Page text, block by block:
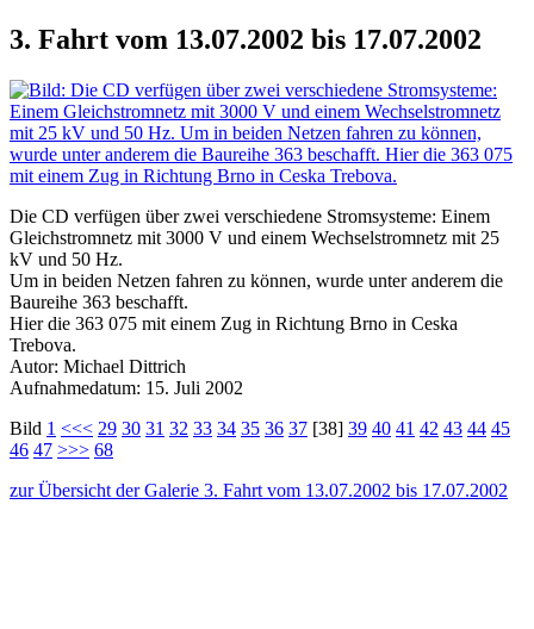
3. Fahrt vom 13.07.2002 bis 17.07.2002
Die CD verfügen über zwei verschiedene Stromsysteme: Einem
Gleichstromnetz mit 3000 V und einem Wechselstromnetz mit 25
kV und 50 Hz.
Um in beiden Netzen fahren zu können, wurde unter anderem die
Baureihe 363 beschafft.
Hier die 363 075 mit einem Zug in Richtung Brno in Ceska
Trebova.
Autor: Michael Dittrich
Aufnahmedatum: 15. Juli 2002
Bild 1 <<< 29 30 31 32 33 34 35 36 37 [38] 39 40 41 42 43 44 45
46 47 >>> 68
zur Übersicht der Galerie 3. Fahrt vom 13.07.2002 bis 17.07.2002